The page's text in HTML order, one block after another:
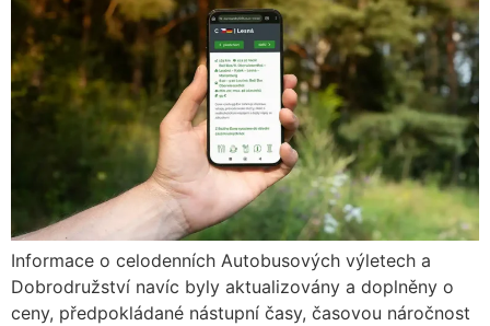
Informace o celodenních Autobusových výletech a
Dobrodružství navíc byly aktualizovány a doplněny o
ceny, předpokládané nástupní časy, časovou náročnost